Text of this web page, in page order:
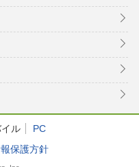
ル
PC
保護方針